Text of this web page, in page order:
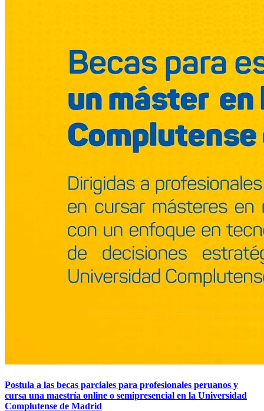
Postula a las becas parciales para profesionales peruanos y
cursa una maestría online o semipresencial en la Universidad
Complutense de Madrid